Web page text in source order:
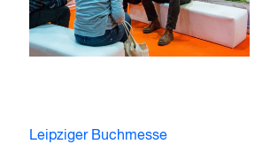
Leipziger Buchmesse